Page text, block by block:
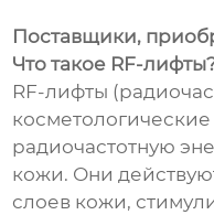
Поставщики,
Что такое RF-
RF-лифты
радиочастотную
кожи. Они
слоев кожи,